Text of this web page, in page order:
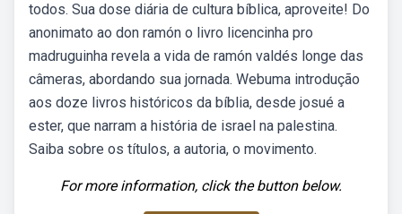
todos. Sua dose diária de cultura bíblica, aproveite! Do
anonimato ao don ramón o livro licencinha pro
madruguinha revela a vida de ramón valdés longe das
câmeras, abordando sua jornada. Webuma introdução
aos doze livros históricos da bíblia, desde josué a
ester, que narram a história de israel na palestina.
Saiba sobre os títulos, a autoria, o movimento.
For more information, click the button below.